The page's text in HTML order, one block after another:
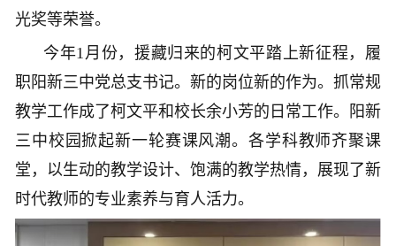
光奖等荣誉。
今年1月份，援藏归来的柯文平踏上新征程，履
职阳新三中党总支书记。新的岗位新的作为。抓常规
教学工作成了柯文平和校长余小芳的日常工作。阳新
三中校园掀起新一轮赛课风潮。各学科教师齐聚课
堂，以生动的教学设计、饱满的教学热情，展现了新
时代教师的专业素养与育人活力。